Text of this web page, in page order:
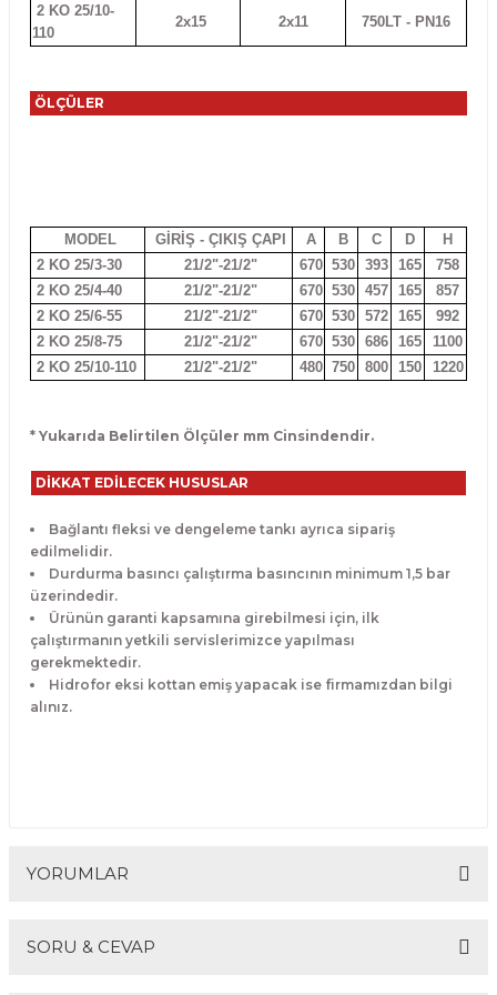
2 KO 25/10-
110
2x15 2x11 750LT - PN16
ÖLÇÜLER
MODEL GİRİŞ - ÇIKIŞ ÇAPI A B C D
H
2 KO 25/3-30
21/2"-21/2" 670 530 393 165
758
2 KO 25/4-40
21/2"-21/2" 670 530 457 165
857
2 KO 25/6-55
21/2"-21/2" 670 530 572 165
992
2 KO 25/8-75
21/2"-21/2" 670 530 686 165
1100
2 KO 25/10-110
21/2"-21/2" 480 750 800 150 1220
* Yukarıda Belirtilen Ölçüler mm Cinsindendir.
DİKKAT EDİLECEK HUSUSLAR
Bağlantı fleksi ve dengeleme tankı ayrıca sipariş
edilmelidir.
Durdurma basıncı çalıştırma basıncının minimum 1,5 bar
üzerindedir.
Ürünün garanti kapsamına girebilmesi için, ilk
çalıştırmanın yetkili servislerimizce yapılması
gerekmektedir.
Hidrofor eksi kottan emiş yapacak ise firmamızdan bilgi
alınız.
YORUMLAR
SORU & CEVAP